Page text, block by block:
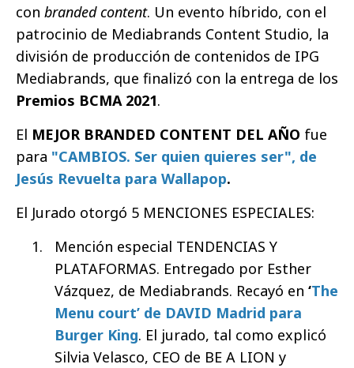
con branded content. Un evento híbrido, con el
patrocinio de Mediabrands Content Studio, la
división de producción de contenidos de IPG
Mediabrands, que finalizó con la entrega de los
Premios BCMA 2021.
El MEJOR BRANDED CONTENT DEL AÑO fue
para "CAMBIOS. Ser quien quieres ser", de
Jesús Revuelta para Wallapop.
El Jurado otorgó 5 MENCIONES ESPECIALES:
Mención especial TENDENCIAS Y
PLATAFORMAS. Entregado por Esther
Vázquez, de Mediabrands. Recayó en ‘The
Menu court’ de DAVID Madrid para
Burger King. El jurado, tal como explicó
Silvia Velasco, CEO de BE A LION y